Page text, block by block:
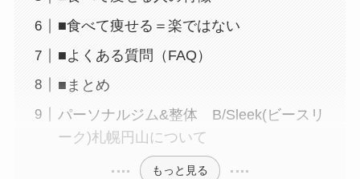
■食べて痩せる＝楽ではない
■よくある質問（FAQ）
■まとめ
パーソナルジム&整体 B/Sleek(ビースリ
ーク)札幌円山について
もっと見る